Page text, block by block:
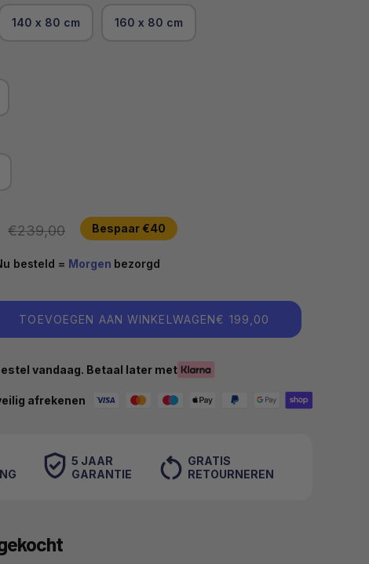
140 x 80 cm 160 x 80 cm
Reguliere prijs
€239,00 Bespaar €40
besteld = Morgen bezorgd
TOEVOEGEN AAN WINKELWAGEN€ 199,00
vandaag. Betaal later met
afrekenen
5 JAAR
GARANTIE
GRATIS
RETOURNEREN